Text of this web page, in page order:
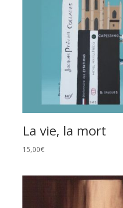
La vie, la mort
15,00€